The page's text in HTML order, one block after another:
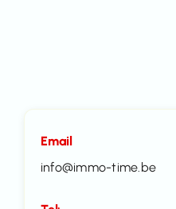
Email
info@immo-time.be